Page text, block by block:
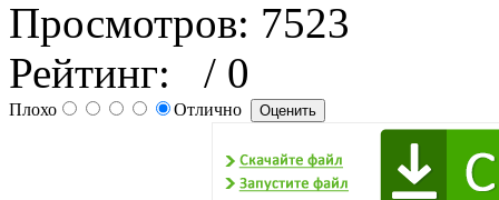
Просмотров: 7523
Рейтинг:
/ 0
Плохо Отлично